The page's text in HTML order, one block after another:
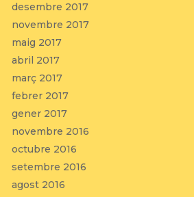
desembre 2017
novembre 2017
maig 2017
abril 2017
març 2017
febrer 2017
gener 2017
novembre 2016
octubre 2016
setembre 2016
agost 2016